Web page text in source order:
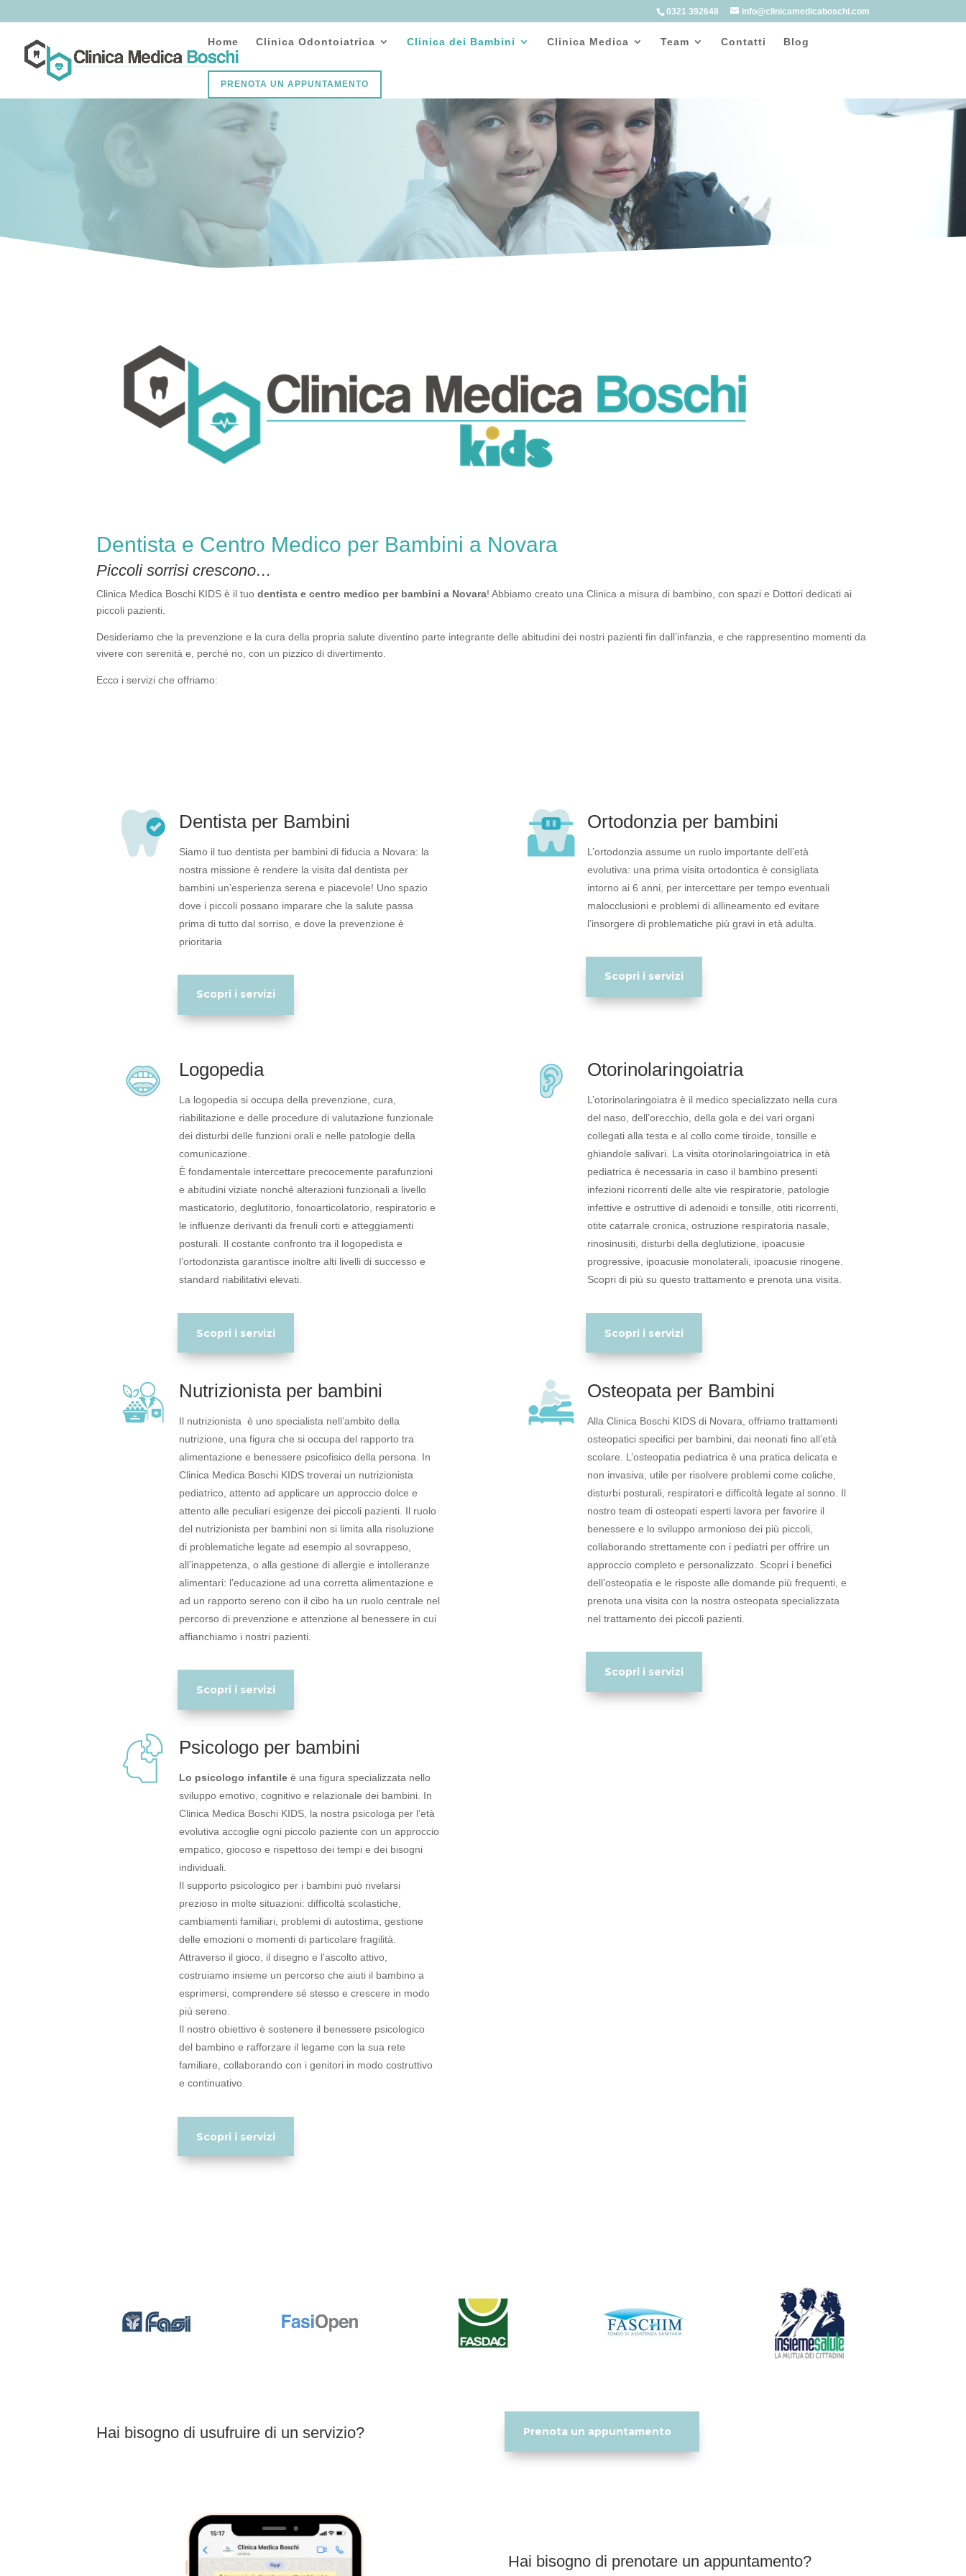
0321 392648 info@clinicamedicaboschi.com
Home Clinica Odontoiatrica Clinica dei Bambini Clinica Medica Team Contatti Blog
PRENOTA UN APPUNTAMENTO
Dentista e Centro Medico per Bambini a Novara
Piccoli sorrisi crescono…
Clinica Medica Boschi KIDS è il tuodentista e centro medico per bambini a Novara! Abbiamo creato una Clinica a misura di bambino, con spazi e Dottori dedicati ai
piccoli pazienti.
Desideriamo che la prevenzione e la cura della propria salute diventino parte integrante delle abitudini dei nostri pazienti fin dall’infanzia, e che rappresentino momenti da
vivere con serenità e, perché no, con un pizzico di divertimento.
Ecco i servizi che offriamo:
Dentista per Bambini
Siamo il tuo dentista per bambini di fiducia a Novara: la
nostra missione è rendere la visita dal dentista per
bambini un’esperienza serena e piacevole! Uno spazio
dove i piccoli possano imparare che la salute passa
prima di tutto dal sorriso, e dove la prevenzione è
prioritaria
Scopri i servizi
Ortodonzia per bambini
L’ortodonzia assume un ruolo importante dell’età
evolutiva: una prima visita ortodontica è consigliata
intorno ai 6 anni, per intercettare per tempo eventuali
malocclusioni e problemi di allineamento ed evitare
l’insorgere di problematiche più gravi in età adulta.
Scopri i servizi
Logopedia
La logopedia si occupa della prevenzione, cura,
riabilitazione e delle procedure di valutazione funzionale
dei disturbi delle funzioni orali e nelle patologie della
comunicazione.
È fondamentale intercettare precocemente parafunzioni
e abitudini viziate nonché alterazioni funzionali a livello
masticatorio, deglutitorio, fonoarticolatorio, respiratorio e
le influenze derivanti da frenuli corti e atteggiamenti
posturali. Il costante confronto tra il logopedista e
l’ortodonzista garantisce inoltre alti livelli di successo e
standard riabilitativi elevati.
Scopri i servizi
Nutrizionista per bambini
Il nutrizionista è uno specialista nell’ambito della
nutrizione, una figura che si occupa del rapporto tra
alimentazione e benessere psicofisico della persona. In
Clinica Medica Boschi KIDS troverai un nutrizionista
pediatrico, attento ad applicare un approccio dolce e
attento alle peculiari esigenze dei piccoli pazienti. Il ruolo
del nutrizionista per bambini non si limita alla risoluzione
di problematiche legate ad esempio al sovrappeso,
all’inappetenza, o alla gestione di allergie e intolleranze
alimentari: l’educazione ad una corretta alimentazione e
ad un rapporto sereno con il cibo ha un ruolo centrale nel
percorso di prevenzione e attenzione al benessere in cui
affianchiamo i nostri pazienti.
Scopri i servizi
Psicologo per bambini
Lo psicologo infantile è una figura specializzata nello
sviluppo emotivo, cognitivo e relazionale dei bambini. In
Clinica Medica Boschi KIDS, la nostra psicologa per l’età
evolutiva accoglie ogni piccolo paziente con un approccio
empatico, giocoso e rispettoso dei tempi e dei bisogni
individuali.
Il supporto psicologico per i bambini può rivelarsi
prezioso in molte situazioni: difficoltà scolastiche,
cambiamenti familiari, problemi di autostima, gestione
delle emozioni o momenti di particolare fragilità.
Attraverso il gioco, il disegno e l’ascolto attivo,
costruiamo insieme un percorso che aiuti il bambino a
esprimersi, comprendere sé stesso e crescere in modo
più sereno.
Il nostro obiettivo è sostenere il benessere psicologico
del bambino e rafforzare il legame con la sua rete
familiare, collaborando con i genitori in modo costruttivo
e continuativo.
Scopri i servizi
Otorinolaringoiatria
L’otorinolaringoiatra è il medico specializzato nella cura
del naso, dell’orecchio, della gola e dei vari organi
collegati alla testa e al collo come tiroide, tonsille e
ghiandole salivari. La visita otorinolaringoiatrica in età
pediatrica è necessaria in caso il bambino presenti
infezioni ricorrenti delle alte vie respiratorie, patologie
infettive e ostruttive di adenoidi e tonsille, otiti ricorrenti,
otite catarrale cronica, ostruzione respiratoria nasale,
rinosinusiti, disturbi della deglutizione, ipoacusie
progressive, ipoacusie monolaterali, ipoacusie rinogene.
Scopri di più su questo trattamento e prenota una visita.
Scopri i servizi
Osteopata per Bambini
Alla Clinica Boschi KIDS di Novara, offriamo trattamenti
osteopatici specifici per bambini, dai neonati fino all’età
scolare. L’osteopatia pediatrica è una pratica delicata e
non invasiva, utile per risolvere problemi come coliche,
disturbi posturali, respiratori e difficoltà legate al sonno. Il
nostro team di osteopati esperti lavora per favorire il
benessere e lo sviluppo armonioso dei più piccoli,
collaborando strettamente con i pediatri per offrire un
approccio completo e personalizzato. Scopri i benefici
dell’osteopatia e le risposte alle domande più frequenti, e
prenota una visita con la nostra osteopata specializzata
nel trattamento dei piccoli pazienti.
Scopri i servizi
Hai bisogno di usufruire di un servizio? Prenota un appuntamento
Hai bisogno di prenotare un appuntamento?